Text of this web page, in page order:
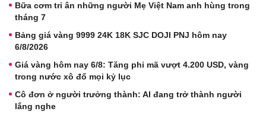
Bữa cơm tri ân những người Mẹ Việt Nam anh hùng trong
tháng 7
Bảng giá vàng 9999 24K 18K SJC DOJI PNJ hôm nay
6/8/2026
Giá vàng hôm nay 6/8: Tăng phi mã vượt 4.200 USD, vàng
trong nước xô đổ mọi kỷ lục
Cô đơn ở người trưởng thành: AI đang trở thành người
lắng nghe